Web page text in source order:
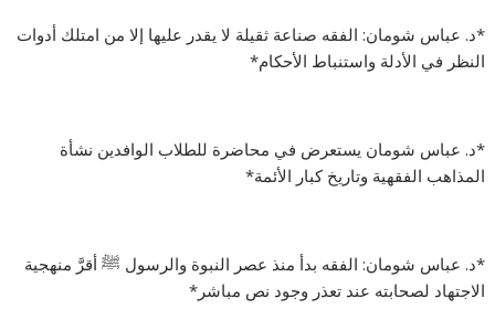
*د. عباس شومان: الفقه صناعة ثقيلة لا يقدر عليها إلا من امتلك أدوات
النظر في الأدلة واستنباط الأحكام*
*د. عباس شومان يستعرض في محاضرة للطلاب الوافدين نشأة
المذاهب الفقهية وتاريخ كبار الأئمة*
*د. عباس شومان: الفقه بدأ منذ عصر النبوة والرسول ﷺ أقرَّ منهجية
الاجتهاد لصحابته عند تعذر وجود نص مباشر*